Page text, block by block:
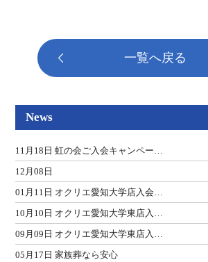
一覧へ戻る
News
11月18日 虹の会ご入会キャンペー…
12月08日
01月11日 オクリエ愛知大学店入会…
10月10日 オクリエ愛知大学東店入…
09月09日 オクリエ愛知大学東店入…
05月17日 家族葬なら安心